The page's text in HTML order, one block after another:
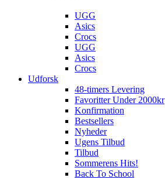
UGG
Asics
Crocs
UGG
Asics
Crocs
Udforsk
48-timers Levering
Favoritter Under 2000kr
Konfirmation
Bestsellers
Nyheder
Ugens Tilbud
Tilbud
Sommerens Hits!
Back To School